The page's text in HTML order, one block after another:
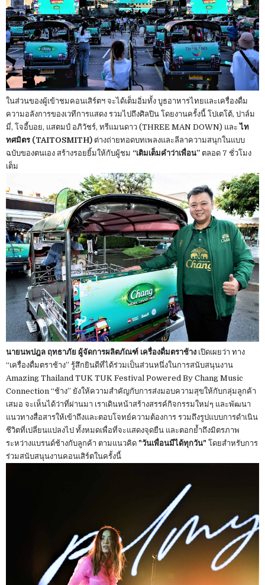
ในส่วนของผู้เข้าชมคอนเสิร์ตฯ จะได้เต็มอิ่มทั้ง บูธอาหารไทยและเครื่องดื่ม
ความอลังการของเวทีการแสดง รวมไปถึงศิลปิน โดยงานครั้งนี้ โปเตโต้, ปาล์ม
มี่, โจอี้บอย, แสตมป์ อภิวัชร์, ทรีแมนดาว (THREE MAN DOWN) และไท
ทศมิตร (TAITOSMITH) ต่างถ่ายทอดบทเพลงและลีลาความสนุกในแบบ
ฉบับของตนเอง สร้างรอยยิ้มให้กับผู้ชม “เติมเต็มคำว่าเพื่อน” ตลอด 7 ชั่วโมง
เต็ม
นายนพปฎล ฤทธาภัย ผู้จัดการผลิตภัณฑ์ เครื่องดื่มตราช้าง เปิดเผยว่า ทาง
“เครื่องดื่มตราช้าง” รู้สึกยินดีที่ได้ร่วมเป็นส่วนหนึ่งในการสนับสนุนงาน
Amazing Thailand TUK TUK Festival Powered By Chang Music
Connection “ช้าง” ยังให้ความสำคัญกับการส่งมอบความสุขให้กับกลุ่มลูกค้า
เสมอ จะเห็นได้ว่าที่ผ่านมา เราเดินหน้าสร้างสรรค์กิจกรรมใหม่ๆ และพัฒนา
แนวทางสื่อสารให้เข้าถึงและตอบโจทย์ความต้องการ รวมถึงรูปแบบการดำเนิน
ชีวิตที่เปลี่ยนแปลงไป ทั้งหมดเพื่อที่จะแสดงจุดยืน และตอกย้ำถึงมิตรภาพ
ระหว่างแบรนด์ช้างกับลูกค้า ตามแนวคิด "วันเพื่อนมีได้ทุกวัน" โดยสำหรับการ
ร่วมสนับสนุนงานคอนเสิร์ตในครั้งนี้